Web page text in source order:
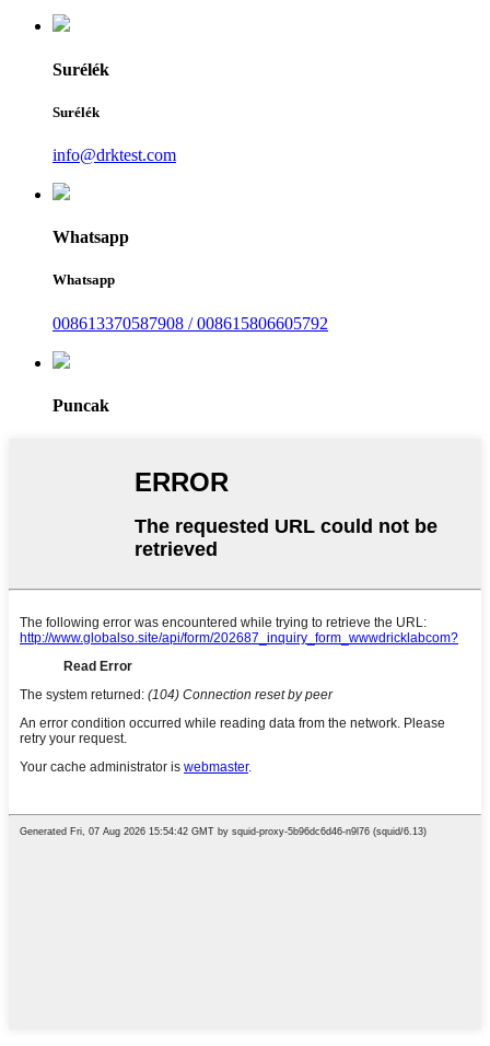
Surélék
Surélék
info@drktest.com
Whatsapp
Whatsapp
008613370587908 / 008615806605792
Puncak